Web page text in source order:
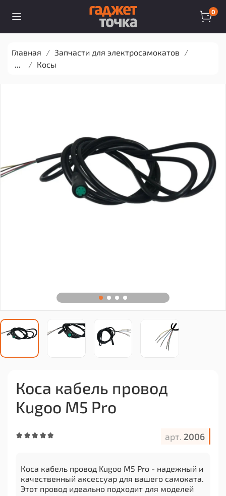
0
Главная
Запчасти для электросамокатов
...
Косы
арт. 2006
Коса кабель провод
Kugoo M5 Pro
Коса кабель провод Kugoo M5 Pro - надежный и
качественный аксессуар для вашего самоката.
Этот провод идеально подходит для моделей